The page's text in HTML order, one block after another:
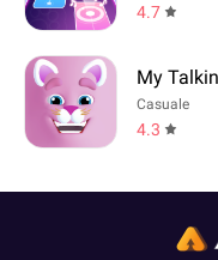
4.7
My
Casuale
4.3